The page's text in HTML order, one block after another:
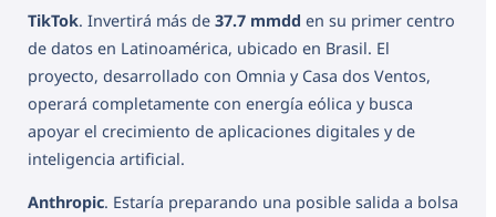
TikTok. Invertirá más de 37.7 mmdd en su primer centro
de datos en Latinoamérica, ubicado en Brasil. El
proyecto, desarrollado con Omnia y Casa dos Ventos,
operará completamente con energía eólica y busca
apoyar el crecimiento de aplicaciones digitales y de
inteligencia artificial.
Anthropic. Estaría preparando una posible salida a bolsa